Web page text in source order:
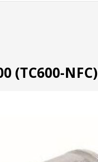
(TC600-NFC)